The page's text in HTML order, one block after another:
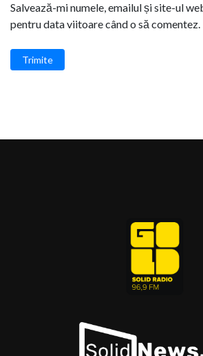
Salvează-mi numele, emailul și site-ul
pentru data viitoare când o să comentez.
Trimite